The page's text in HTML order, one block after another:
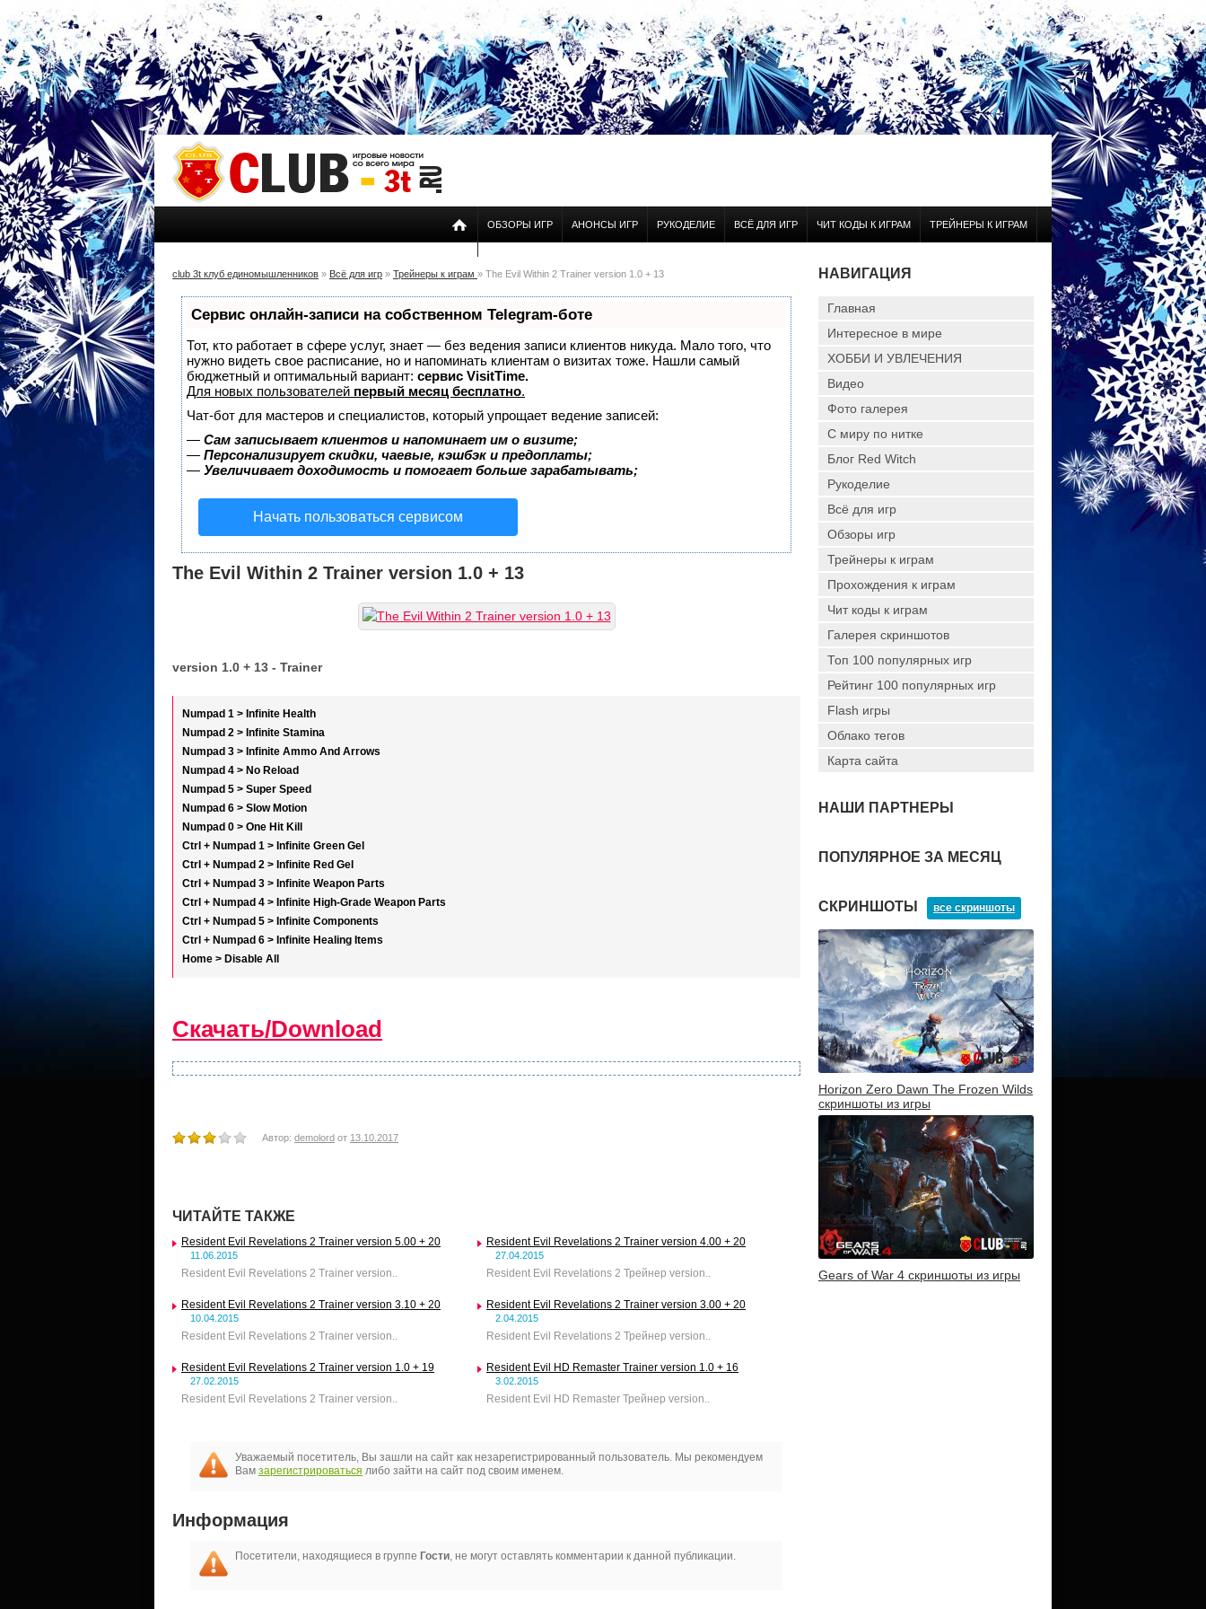
ОБЗОРЫ ИГР АНОНСЫ ИГР РУКОДЕЛИЕ ВСЁ ДЛЯ ИГР ЧИТ КОДЫ К ИГРАМ ТРЕЙНЕРЫ К ИГРАМ
club 3t клуб единомышленников » Всё для игр » Трейнеры к играм » The Evil Within 2 Trainer version 1.0 + 13
Сервис онлайн-записи на собственном Telegram-боте
Тот, кто работает в сфере услуг, знает — без ведения записи клиентов никуда. Мало того, что
нужно видеть свое расписание, но и напоминать клиентам о визитах тоже. Нашли самый
бюджетный и оптимальный вариант: сервис VisitTime.
Для новых пользователей первый месяц бесплатно.
Чат-бот для мастеров и специалистов, который упрощает ведение записей:
— Сам записывает клиентов и напоминает им о визите;
— Персонализирует скидки, чаевые, кэшбэк и предоплаты;
— Увеличивает доходимость и помогает больше зарабатывать;
Начать пользоваться сервисом
The Evil Within 2 Trainer version 1.0 + 13
version 1.0 + 13 - Trainer
Numpad 1 > Infinite Health
Numpad 2 > Infinite Stamina
Numpad 3 > Infinite Ammo And Arrows
Numpad 4 > No Reload
Numpad 5 > Super Speed
Numpad 6 > Slow Motion
Numpad 0 > One Hit Kill
Ctrl + Numpad 1 > Infinite Green Gel
Ctrl + Numpad 2 > Infinite Red Gel
Ctrl + Numpad 3 > Infinite Weapon Parts
Ctrl + Numpad 4 > Infinite High-Grade Weapon Parts
Ctrl + Numpad 5 > Infinite Components
Ctrl + Numpad 6 > Infinite Healing Items
Home > Disable All
Скачать/Download
Автор: demolord от 13.10.2017
ЧИТАЙТЕ ТАКЖЕ
Resident Evil Revelations 2 Trainer version 5.00 + 20
11.06.2015
Resident Evil Revelations 2 Trainer version..
Resident Evil Revelations 2 Trainer version 4.00 + 20
27.04.2015
Resident Evil Revelations 2 Трейнер version..
Resident Evil Revelations 2 Trainer version 3.10 + 20
10.04.2015
Resident Evil Revelations 2 Trainer version..
Resident Evil Revelations 2 Trainer version 3.00 + 20
2.04.2015
Resident Evil Revelations 2 Трейнер version..
Resident Evil Revelations 2 Trainer version 1.0 + 19
27.02.2015
Resident Evil Revelations 2 Trainer version..
Resident Evil HD Remaster Trainer version 1.0 + 16
3.02.2015
Resident Evil HD Remaster Трейнер version..
Уважаемый посетитель, Вы зашли на сайт как незарегистрированный пользователь. Мы рекомендуем
Вам зарегистрироваться либо зайти на сайт под своим именем.
Информация
Посетители, находящиеся в группе Гости, не могут оставлять комментарии к данной публикации.
НАВИГАЦИЯ
Главная
Интересное в мире
ХОББИ И УВЛЕЧЕНИЯ
Видео
Фото галерея
С миру по нитке
Блог Red Witch
Рукоделие
Всё для игр
Обзоры игр
Трейнеры к играм
Прохождения к играм
Чит коды к играм
Галерея скриншотов
Топ 100 популярных игр
Рейтинг 100 популярных игр
Flash игры
Облако тегов
Карта сайта
НАШИ ПАРТНЕРЫ
ПОПУЛЯРНОЕ ЗА МЕСЯЦ
СКРИНШОТЫ все скриншоты
Horizon Zero Dawn The Frozen Wilds
скриншоты из игры
Gears of War 4 скриншоты из игры